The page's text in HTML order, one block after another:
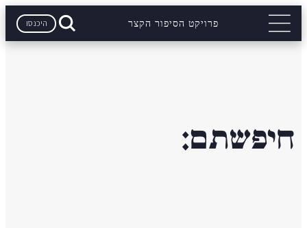
פרויקט הסיפור הקצר היכנסו
חיפשתם: